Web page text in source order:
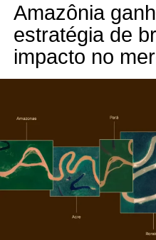
Amazônia
estratégia de
impacto no